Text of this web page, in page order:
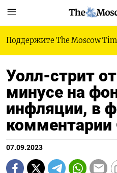
Поддержите The Moscow
Уолл-стрит
минусе на
инфляции, в
07.09.2023